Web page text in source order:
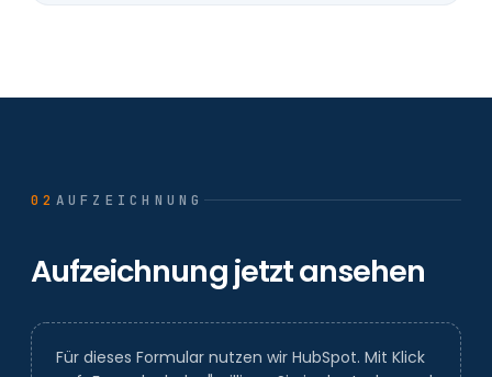
02 AUFZEICHNUNG
Aufzeichnung jetzt ansehen
Für dieses Formular nutzen wir HubSpot. Mit Klick